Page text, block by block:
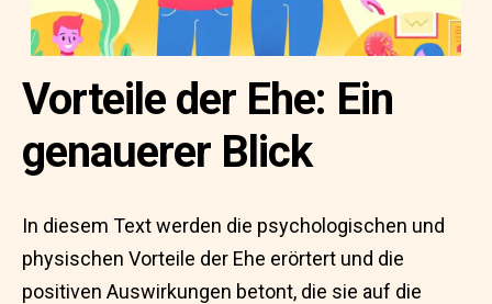
Vorteile der Ehe: Ein
genauerer Blick
In diesem Text werden die psychologischen und
physischen Vorteile der Ehe erörtert und die
positiven Auswirkungen betont, die sie auf die